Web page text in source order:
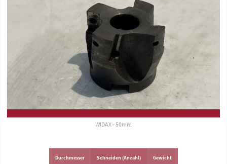
WIDAX - 50mm
Durchmesser Schneiden (Anzahl) Gewicht